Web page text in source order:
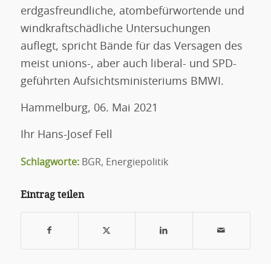
erdgasfreundliche, atombefürwortende und
windkraftschädliche Untersuchungen
auflegt, spricht Bände für das Versagen des
meist unions-, aber auch liberal- und SPD-
geführten Aufsichtsministeriums BMWI.
Hammelburg, 06. Mai 2021
Ihr Hans-Josef Fell
Schlagworte: BGR, Energiepolitik
Eintrag teilen